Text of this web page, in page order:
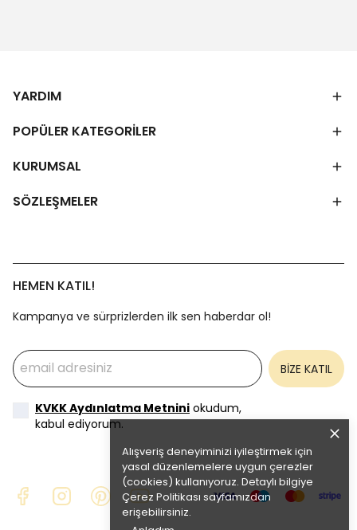
Alışveriş deneyiminizi iyileştirmek için
yasal düzenlemelere uygun çerezler
(cookies) kullanıyoruz. Detaylı bilgiye
Çerez Politikası sayfamızdan
erişebilirsiniz.
YARDIM
POPÜLER KATEGORİLER
KURUMSAL
SÖZLEŞMELER
HEMEN KATIL!
Kampanya ve sürprizlerden ilk sen haberdar ol!
BİZE KATIL
KVKK Aydınlatma Metnini okudum,
kabul ediyorum.